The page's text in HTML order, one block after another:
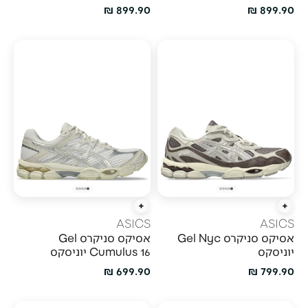
מחיר מבצע
899.90 ₪
מחיר מבצע
899.90 ₪
הוספה מהירה
ASICS
אסיקס סניקרס Gel Nyc
יוניסקס
מחיר מבצע
799.90 ₪
הוספה מהירה
ASICS
אסיקס סניקרס Gel
Cumulus 16 יוניסקס
מחיר מבצע
699.90 ₪